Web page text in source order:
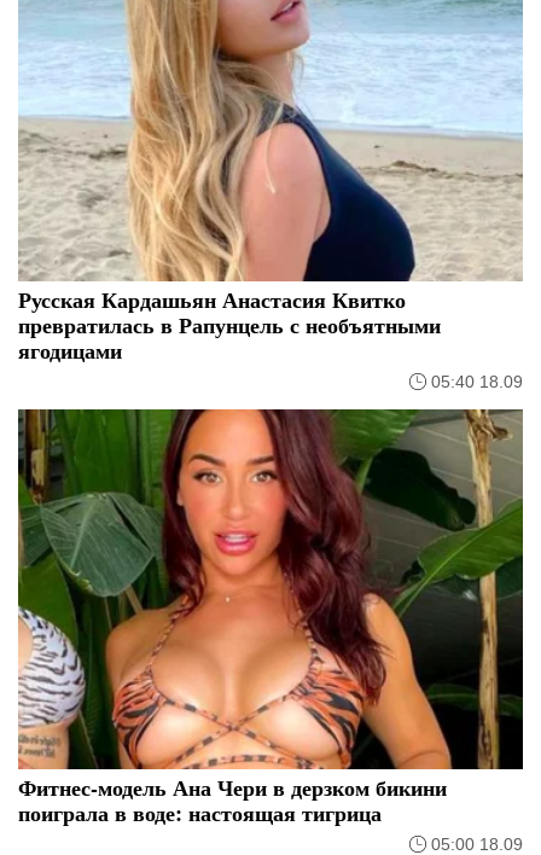
Русская Кардашьян Анастасия Квитко
превратилась в Рапунцель с необъятными
ягодицами
05:40 18.09
Фитнес-модель Ана Чери в дерзком бикини
поиграла в воде: настоящая тигрица
05:00 18.09